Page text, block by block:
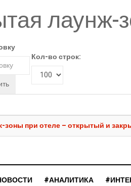
лаунж-
Кол-во строк:
зоны при отеле – открытый и
#АНАЛИТИКА